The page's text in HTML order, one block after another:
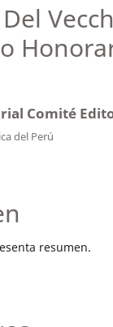
Comité
del Perú
resumen.